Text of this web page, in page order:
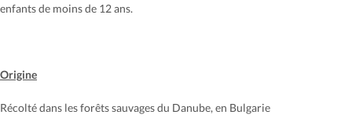
enfants de moins de 12 ans.
Origine
Récolté dans les forêts sauvages du Danube, en Bulgarie